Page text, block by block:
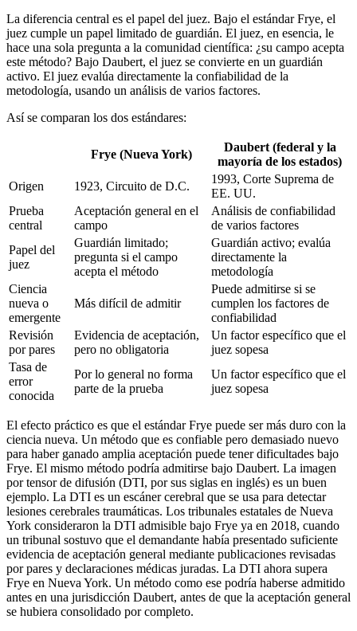
La diferencia central es el papel del juez. Bajo el estándar Frye, el
juez cumple un papel limitado de guardián. El juez, en esencia, le
hace una sola pregunta a la comunidad científica: ¿su campo acepta
este método? Bajo Daubert, el juez se convierte en un guardián
activo. El juez evalúa directamente la confiabilidad de la
metodología, usando un análisis de varios factores.
Así se comparan los dos estándares:
Frye (Nueva York)
Daubert (federal y la
mayoría de los estados)
Origen
1923, Circuito de D.C.
1993, Corte Suprema de
EE. UU.
Prueba
central
Aceptación general en el
campo
Análisis de confiabilidad
de varios factores
Papel del
juez
Guardián limitado;
pregunta si el campo
acepta el método
Guardián activo; evalúa
directamente la
metodología
Ciencia
nueva o
emergente
Más difícil de admitir
Puede admitirse si se
cumplen los factores de
confiabilidad
Revisión
por pares
Evidencia de aceptación,
pero no obligatoria
Un factor específico que el
juez sopesa
Tasa de
error
conocida
Por lo general no forma
parte de la prueba
Un factor específico que el
juez sopesa
El efecto práctico es que el estándar Frye puede ser más duro con la
ciencia nueva. Un método que es confiable pero demasiado nuevo
para haber ganado amplia aceptación puede tener dificultades bajo
Frye. El mismo método podría admitirse bajo Daubert. La imagen
por tensor de difusión (DTI, por sus siglas en inglés) es un buen
ejemplo. La DTI es un escáner cerebral que se usa para detectar
lesiones cerebrales traumáticas. Los tribunales estatales de Nueva
York consideraron la DTI admisible bajo Frye ya en 2018, cuando
un tribunal sostuvo que el demandante había presentado suficiente
evidencia de aceptación general mediante publicaciones revisadas
por pares y declaraciones médicas juradas. La DTI ahora supera
Frye en Nueva York. Un método como ese podría haberse admitido
antes en una jurisdicción Daubert, antes de que la aceptación general
se hubiera consolidado por completo.